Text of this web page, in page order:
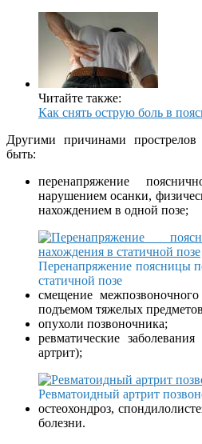
Читайте также:
Как снять острую боль в
Другими причинами
быть:
перенапряжение
нарушением осанки,
нахождением в одной позе;
Перенапряжение поясницы
статичной позе
смещение
подъемом тяжелых
опухоли позвоночника;
ревматические
артрит);
Ревматоидный артрит
остеохондроз,
болезни.